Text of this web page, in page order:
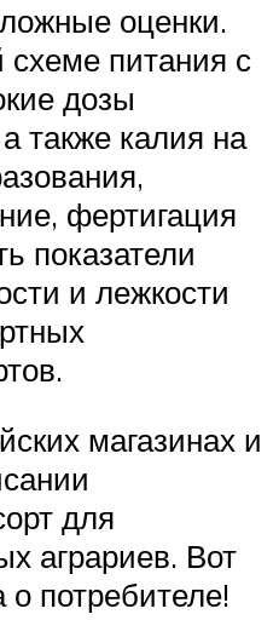
оценки.
питания с
дозы
также калия на
фертигация
показатели
и лежкости
магазинах и
для
аграриев. Вот
о потребителе!